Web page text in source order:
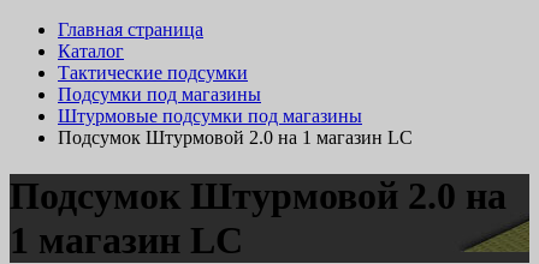
Главная страница
Каталог
Тактические подсумки
Подсумки под магазины
Штурмовые подсумки под магазины
Подсумок Штурмовой 2.0 на 1 магазин LC
Подсумок Штурмовой 2.0 на
1 магазин LC